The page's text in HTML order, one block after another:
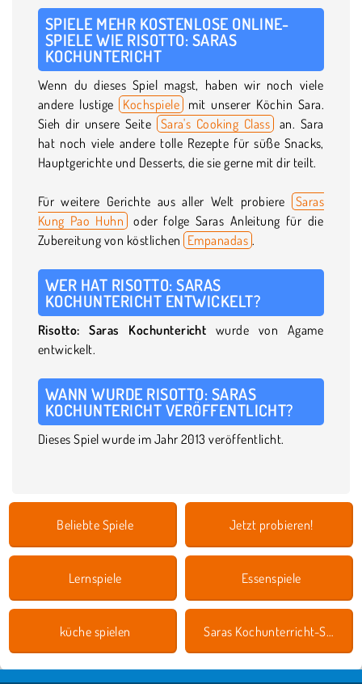
SPIELE MEHR KOSTENLOSE ONLINE-
SPIELE WIE RISOTTO: SARAS
KOCHUNTERICHT
Wenn du dieses Spiel magst, haben wir noch viele
andere lustige Kochspiele mit unserer Köchin Sara.
Sieh dir unsere Seite Sara's Cooking Class an. Sara
hat noch viele andere tolle Rezepte für süße Snacks,
Hauptgerichte und Desserts, die sie gerne mit dir teilt.
Für weitere Gerichte aus aller Welt probiere
Saras
Kung Pao Huhn
oder folge Saras Anleitung für die
Zubereitung von köstlichen Empanadas .
WER HAT RISOTTO: SARAS
KOCHUNTERICHT ENTWICKELT?
Risotto: Saras Kochuntericht wurde von Agame
entwickelt.
WANN WURDE RISOTTO: SARAS
KOCHUNTERICHT VERÖFFENTLICHT?
Dieses Spiel wurde im Jahr 2013 veröffentlicht.
Beliebte Spiele Jetzt probieren!
Lernspiele Essenspiele
küche spielen Saras Kochunterricht-Spiele